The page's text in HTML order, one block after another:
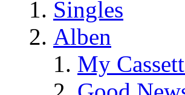
Singles
Alben
My